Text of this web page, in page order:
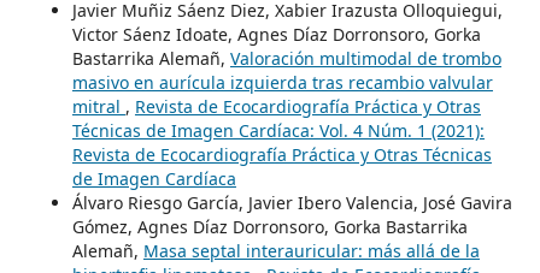
Javier Muñiz Sáenz Diez, Xabier Irazusta Olloquiegui,
Victor Sáenz Idoate, Agnes Díaz Dorronsoro, Gorka
Bastarrika Alemañ, Valoración multimodal de trombo
masivo en aurícula izquierda tras recambio valvular
mitral , Revista de Ecocardiografía Práctica y Otras
Técnicas de Imagen Cardíaca: Vol. 4 Núm. 1 (2021):
Revista de Ecocardiografía Práctica y Otras Técnicas
de Imagen Cardíaca
Álvaro Riesgo García, Javier Ibero Valencia, José Gavira
Gómez, Agnes Díaz Dorronsoro, Gorka Bastarrika
Alemañ, Masa septal interauricular: más allá de la